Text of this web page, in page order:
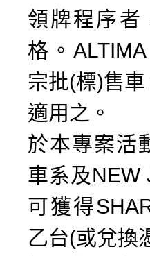
領牌程序者
格。
宗批(標)售
適用之。
於本專案活
車系及NEW
可獲得
乙台(或兌換